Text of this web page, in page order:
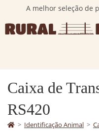
A melhor seleção de
Caixa de
RS420
> Identificação Animal >